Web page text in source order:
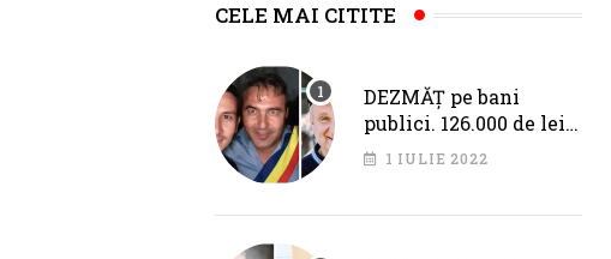
CELE MAI CITITE
DEZMĂȚ pe bani
publici. 126.000 de lei
pentru Fîciu și Băloi,
1 IULIE 2022